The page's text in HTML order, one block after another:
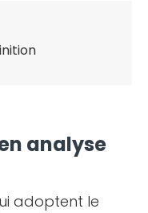
analyse
adoptent le